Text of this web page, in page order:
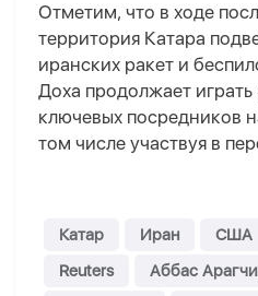
Отметим, что в ходе
территория Катара
иранских ракет и
Доха продолжает играть
ключевых посредников
том числе участвуя в
Катар Иран США
Reuters
Аббас Арагчи